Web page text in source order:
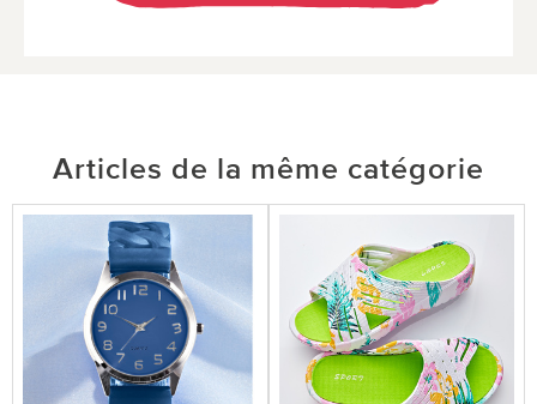
Articles de la même catégorie